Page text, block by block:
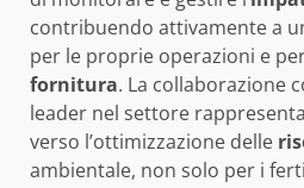
contribuendo attivamente a
per le proprie operazioni e
fornitura. La collaborazione
leader nel settore
verso l’ottimizzazione delle
ambientale, non solo per i